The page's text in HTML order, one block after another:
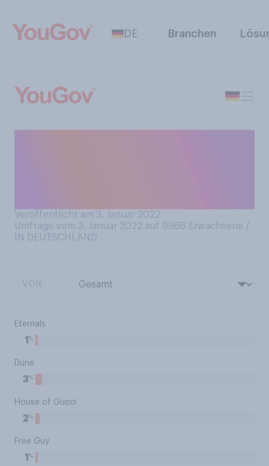
DE Branchen
Veröffentlicht am 3. Januar 2022
Umfrage vom 3. Januar 2022 auf 9966 Erwachsene /
IN DEUTSCHLAND
Eternals
1 %
Dune
3%
House of Gucci
2%
Free Guy
1 %